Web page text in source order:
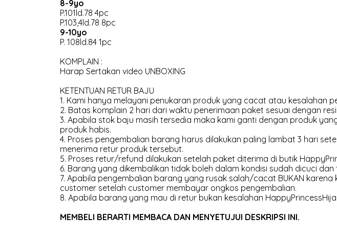
8-9yo
P.101ld.78 4pc
P.103,4ld.78 8pc
9-10yo
P. 108ld.84 1pc
KOMPLAIN :
Harap Sertakan video UNBOXING
KETENTUAN RETUR BAJU
1. Kami hanya melayani penukaran produk yang cacat atau kesalahan
2. Batas komplain 2 hari dari waktu penerimaan paket sesuai dengan
3. Apabila stok baju masih tersedia maka kami ganti dengan produk
produk habis.
4. Proses pengembalian barang harus dilakukan paling lambat 3 hari
menerima retur produk tersebut.
5. Proses retur/refund dilakukan setelah paket diterima di butik
6. Barang yang dikembalikan tidak boleh dalam kondisi sudah dicuci dan
7. Apabila pengembalian barang yang rusak salah/cacat BUKAN
customer setelah customer membayar ongkos pengembalian.
8. Apabila barang yang mau di retur bukan kesalahan
MEMBELI BERARTI MEMBACA DAN MENYETUJUI DESKRIPSI INI.